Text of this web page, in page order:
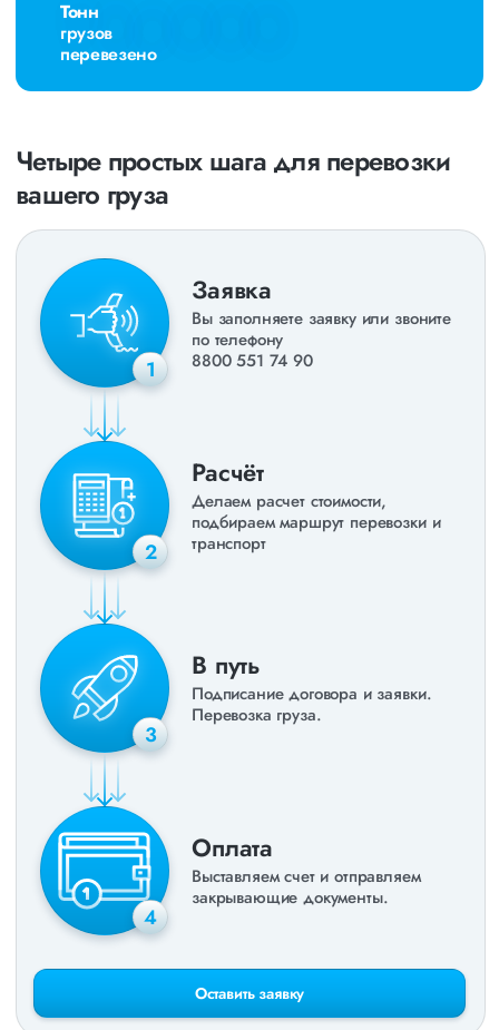
Тонн
грузов
перевезено
Четыре простых шага для перевозки
вашего груза
1
Заявка
Вы заполняете заявку или звоните
по телефону
8800 551 74 90
2
Расчёт
Делаем расчет стоимости,
подбираем маршрут перевозки и
транспорт
3
В путь
Подписание договора и заявки.
Перевозка груза.
4
Оплата
Выставляем счет и отправляем
закрывающие документы.
Оставить заявку